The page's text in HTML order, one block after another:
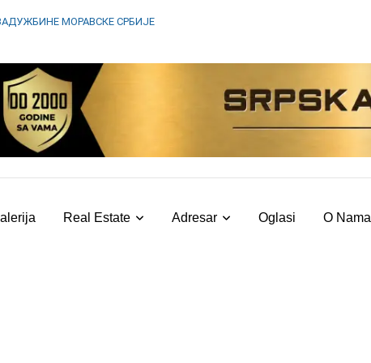
МОРАВСКЕ СРБИЈЕ
Real Estate Adresar Oglasi O Nama